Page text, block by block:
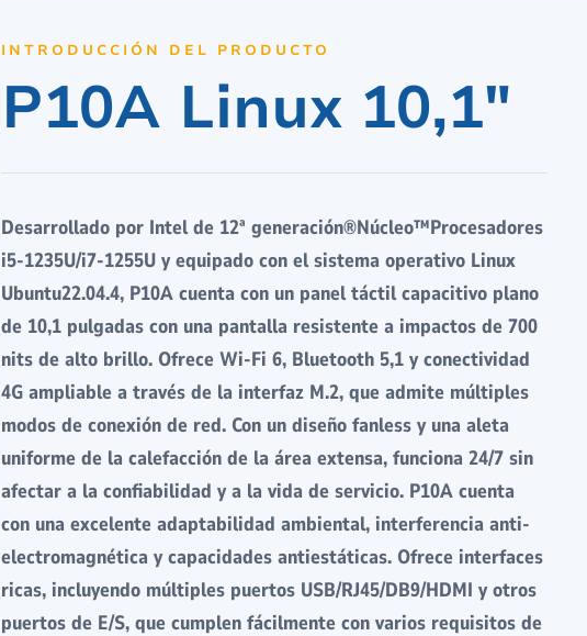
INTRODUCCIÓN DEL PRODUCTO
P10A Linux 10,1"
Desarrollado por Intel de 12ª generación®Núcleo™Procesadores
i5-1235U/i7-1255U y equipado con el sistema operativo Linux
Ubuntu22.04.4, P10A cuenta con un panel táctil capacitivo plano
de 10,1 pulgadas con una pantalla resistente a impactos de 700
nits de alto brillo. Ofrece Wi-Fi 6, Bluetooth 5,1 y conectividad
4G ampliable a través de la interfaz M.2, que admite múltiples
modos de conexión de red. Con un diseño fanless y una aleta
uniforme de la calefacción de la área extensa, funciona 24/7 sin
afectar a la confiabilidad y a la vida de servicio. P10A cuenta
con una excelente adaptabilidad ambiental, interferencia anti-
electromagnética y capacidades antiestáticas. Ofrece interfaces
ricas, incluyendo múltiples puertos USB/RJ45/DB9/HDMI y otros
puertos de E/S, que cumplen fácilmente con varios requisitos de